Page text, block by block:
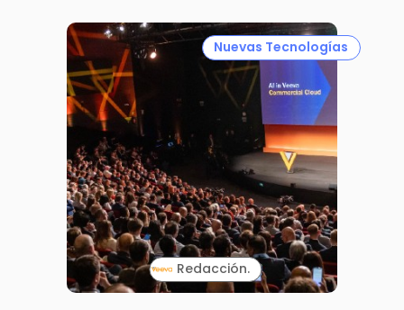
Nuevas Tecnologías
Redacción.